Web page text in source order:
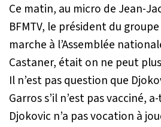
Ce matin, au micro de Jean-
BFMTV, le président du
marche à l’Assemblée
Castaner, était on ne peut
Il n’est pas question que
Garros s’il n’est pas vacciné,
Djokovic n’a pas vocation à